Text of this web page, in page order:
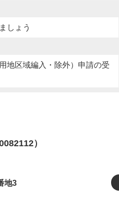
しょう
地区域編入・除外）申請の受
）
地3